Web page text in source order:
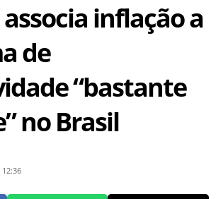
inflação a
de
“bastante
no Brasil